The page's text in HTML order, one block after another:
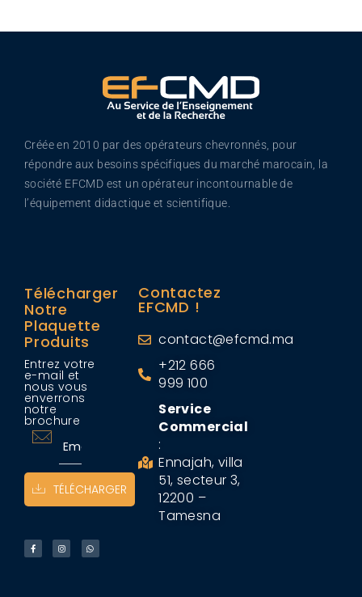
Créée en 2010 par des opérateurs chevronnés, pour
répondre aux besoins spécifiques du marché marocain, la
société EFCMD est un opérateur incontournable de
l’équipement didactique et scientifique.
Télécharger
Notre
Plaquette
Produits
Entrez votre
e-mail et
nous vous
enverrons
notre
brochure
TÉLÉCHARGER
Contactez
EFCMD !
contact@efcmd.ma
+212 666
999 100
Service
Commercial
:
Ennajah, villa
51, secteur 3,
12200 –
Tamesna